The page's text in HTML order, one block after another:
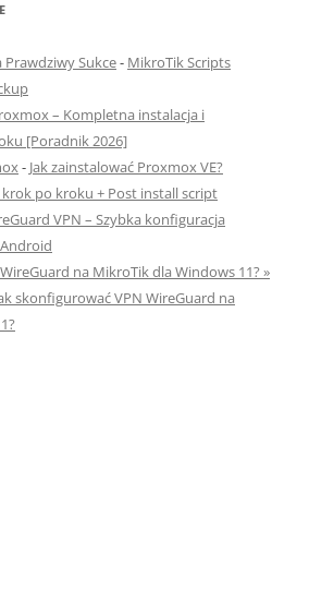
Prawdziwy Sukce- MikroTik Scripts
– Kompletna instalacja i
[Poradnik 2026]
- Jak zainstalować Proxmox VE?
po kroku + Post install script
VPN – Szybka konfiguracja
na MikroTik dla Windows 11? »
skonfigurować VPN WireGuard na